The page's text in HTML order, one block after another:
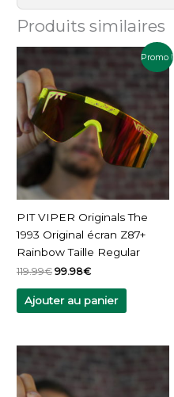
Produits similaires
Promo !
PIT VIPER Originals The
1993 Original écran Z87+
Rainbow Taille Regular
119.99€
initial
était :
119.99€.
99.98€
est :
99.98€.
Ajouter au panier